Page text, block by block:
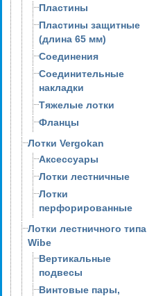
Пластины
Пластины защитные
(длина 65 мм)
Соединения
Соединительные
накладки
Тяжелые лотки
Фланцы
Лотки Vergokan
Аксессуары
Лотки лестничные
Лотки
перфорированные
Лотки лестничного типа
Wibe
Вертикальные
подвесы
Винтовые пары,